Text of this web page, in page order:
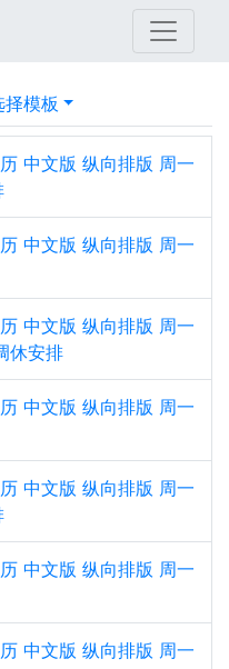
择模板
中文版 纵向排版 周一
中文版 纵向排版 周一
中文版 纵向排版 周一
休安排
中文版 纵向排版 周一
中文版 纵向排版 周一
中文版 纵向排版 周一
中文版 纵向排版 周一